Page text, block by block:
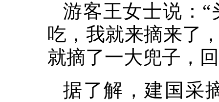
游客王女士说：
吃，我就来摘来了
就摘了一大兜子，
据了解，建国采